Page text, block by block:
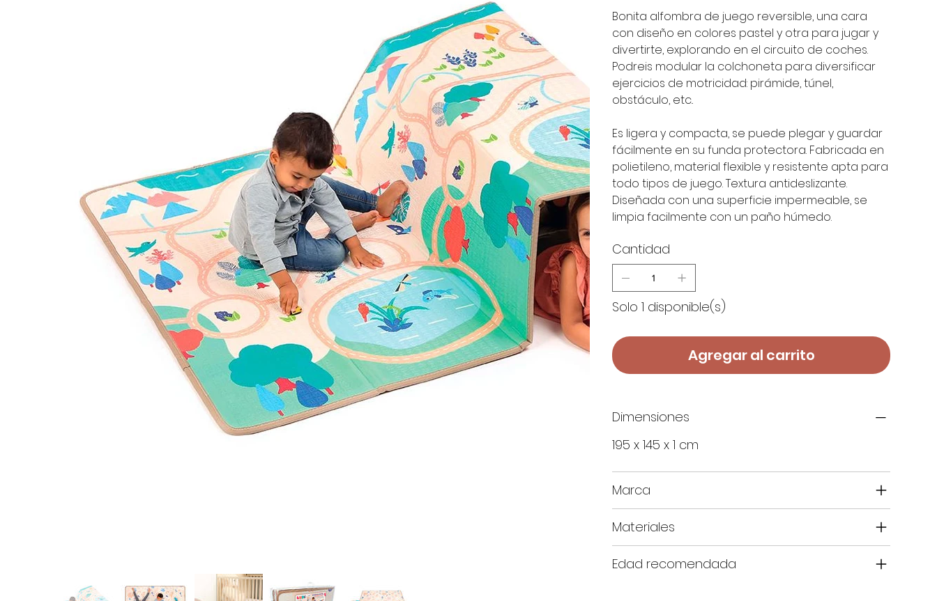
Bonita alfombra de juego reversible, una cara
con diseño en colores pastel y otra para jugar y
divertirte, explorando en el circuito de coches.
Podreis modular la colchoneta para diversificar
ejercicios de motricidad: pirámide, túnel,
obstáculo, etc..
Es ligera y compacta, se puede plegar y guardar
fácilmente en su funda protectora. Fabricada en
polietileno, material flexible y resistente apta para
todo tipos de juego. Textura antideslizante.
Diseñada con una superficie impermeable, se
limpia facilmente con un paño húmedo.
Cantidad
Solo 1 disponible(s)
Agregar al carrito
Dimensiones
195 x 145 x 1 cm
Marca
Materiales
Edad recomendada